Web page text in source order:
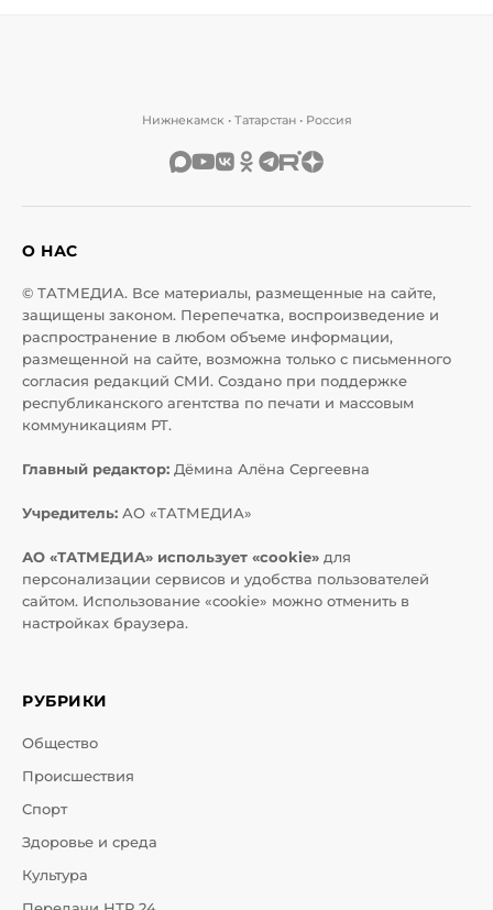
Нижнекамск • Татарстан • Россия
О НАС
© ТАТМЕДИА. Все материалы, размещенные на сайте,
защищены законом. Перепечатка, воспроизведение и
распространение в любом объеме информации,
размещенной на сайте, возможна только с письменного
согласия редакций СМИ. Создано при поддержке
республиканского агентства по печати и массовым
коммуникациям РТ.
Главный редактор: Дёмина Алёна Сергеевна
Учредитель: АО «ТАТМЕДИА»
АО «ТАТМЕДИА» использует «cookie» для
персонализации сервисов и удобства пользователей
сайтом. Использование «cookie» можно отменить в
настройках браузера.
РУБРИКИ
Общество
Происшествия
Спорт
Здоровье и среда
Культура